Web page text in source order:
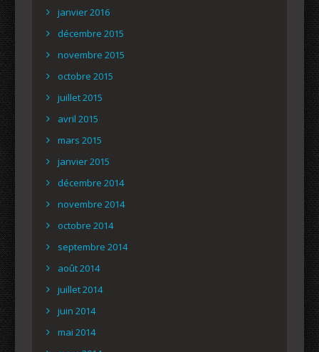
janvier 2016
décembre 2015
novembre 2015
octobre 2015
juillet 2015
avril 2015
mars 2015
janvier 2015
décembre 2014
novembre 2014
octobre 2014
septembre 2014
août 2014
juillet 2014
juin 2014
mai 2014